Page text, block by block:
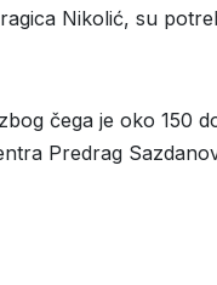
Nikolić, su
čega je oko 150
Predrag